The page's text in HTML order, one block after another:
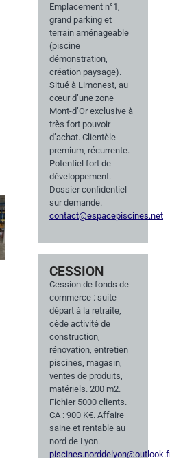
Emplacement n°1,
grand parking et
terrain aménageable
(piscine
démonstration,
création paysage).
Situé à Limonest, au
cœur d’une zone
Mont-d’Or exclusive à
très fort pouvoir
d’achat. Clientèle
premium, récurrente.
Potentiel fort de
développement.
Dossier confidentiel
sur demande.
contact@espacepiscines.net
CESSION
Cession de fonds de
commerce : suite
départ à la retraite,
cède activité de
construction,
rénovation, entretien
piscines, magasin,
ventes de produits,
matériels. 200 m2.
Fichier 5000 clients.
CA : 900 K€. Affaire
saine et rentable au
nord de Lyon.